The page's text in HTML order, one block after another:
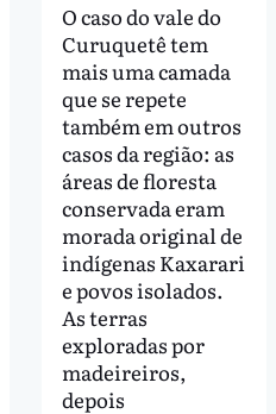
O caso do vale do
Curuquetê tem
mais uma camada
que se repete
também em outros
casos da região: as
áreas de floresta
conservada eram
morada original de
indígenas Kaxarari
e povos isolados.
As terras
exploradas por
madeireiros,
depois